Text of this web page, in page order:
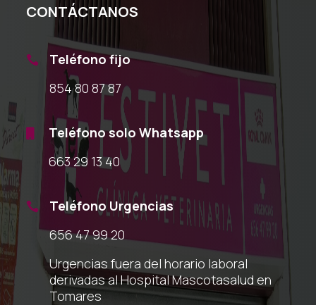
CONTÁCTANOS

Teléfono fijo
854 80 87 87
Teléfono solo Whatsapp
663 29 13 40

Teléfono Urgencias
656 47 99 20
Urgencias fuera del horario laboral
derivadas al Hospital Mascotasalud en
Tomares